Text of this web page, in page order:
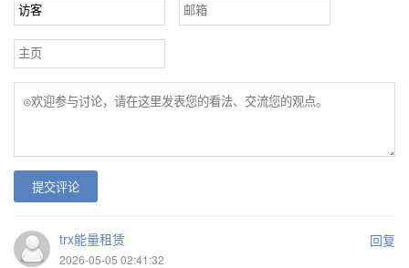
提交评论
trx能量租赁 回复
2026-05-05 02:41:32